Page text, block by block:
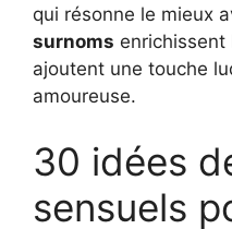
qui résonne le mieux
surnoms
ajoutent une touche
amoureuse.
30 idées
sensuels